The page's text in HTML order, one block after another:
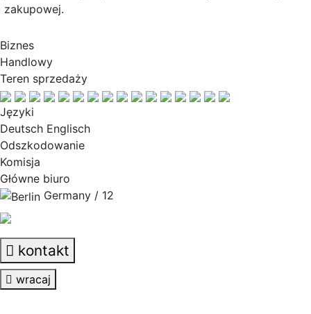
zakupowej.
Biznes
Handlowy
Teren sprzedaży
Języki
Deutsch Englisch
Odszkodowanie
Komisja
Główne biuro
Germany / 12
kontakt
wracaj